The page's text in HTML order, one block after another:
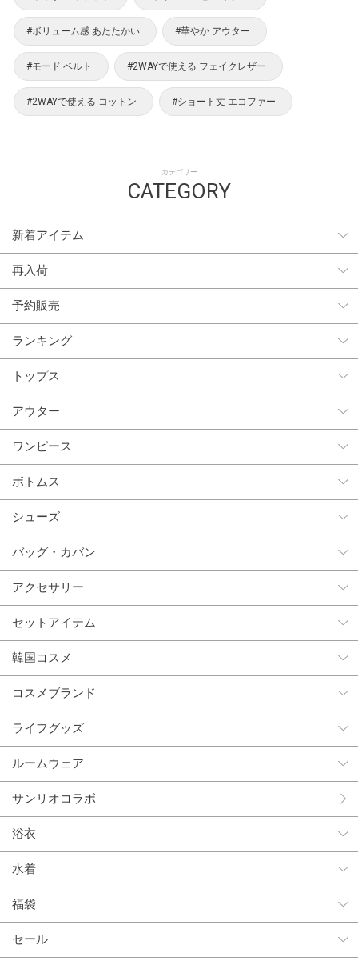
カテゴリー
CATEGORY
新着アイテム
再入荷
予約販売
ランキング
トップス
アウター
ワンピース
ボトムス
シューズ
バッグ・カバン
アクセサリー
セットアイテム
韓国コスメ
コスメブランド
ライフグッズ
ルームウェア
サンリオコラボ
浴衣
水着
福袋
セール
#ボリューム感 あたたかい #華やか アウター
#モード ベルト #2WAYで使える フェイクレザー
#2WAYで使える コットン #ショート丈 エコファー